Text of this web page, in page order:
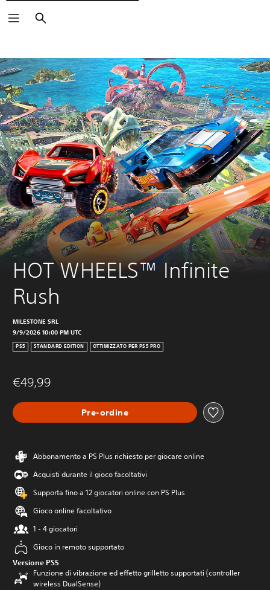
Cerca
HOT WHEELS™ Infinite
Rush
MILESTONE SRL
9/9/2026 10:00 PM UTC
PS5 STANDARD EDITION OTTIMIZZATO PER PS5 PRO
€49,99
Pre-ordine
Abbonamento a PS Plus richiesto per giocare online
Acquisti durante il gioco facoltativi
Supporta fino a 12 giocatori online con PS Plus
Gioco online facoltativo
1 - 4 giocatori
Gioco in remoto supportato
Versione PS5
Funzione di vibrazione ed effetto grilletto supportati (controller
wireless DualSense)